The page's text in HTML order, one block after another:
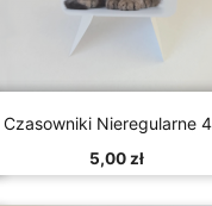
Szybki podgląd
Czasowniki Nieregularne
5,00 zł